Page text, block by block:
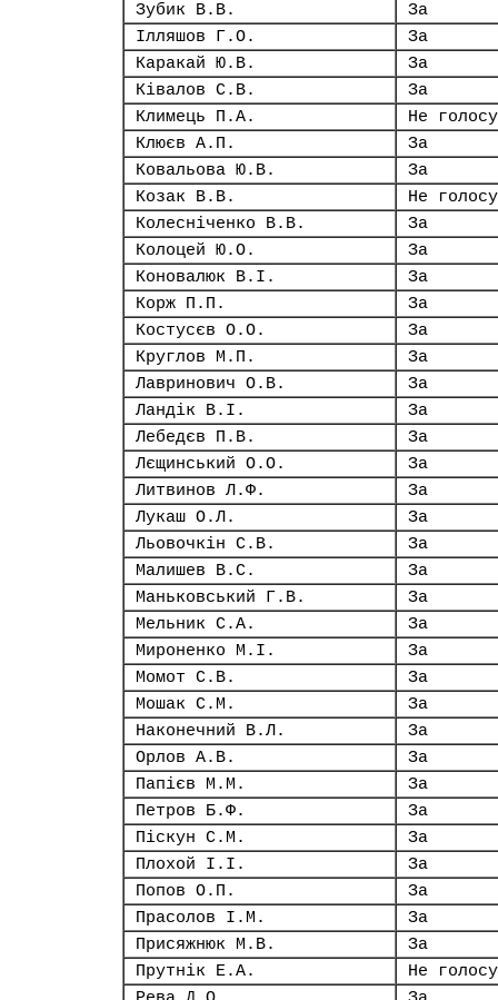
Зубик В.В.
За
Ілляшов Г.О.
За
Каракай Ю.В.
За
Ківалов С.В.
За
Климець П.А.
Не
Клюєв А.П.
За
Ковальова Ю.В.
За
Козак В.В.
Не
Колесніченко В.В.
За
Колоцей Ю.О.
За
Коновалюк В.І.
За
Корж П.П.
За
Костусєв О.О.
За
Круглов М.П.
За
Лавринович О.В.
За
Ландік В.І.
За
Лебедєв П.В.
За
Лєщинський О.О.
За
Литвинов Л.Ф.
За
Лукаш О.Л.
За
Льовочкін С.В.
За
Малишев В.С.
За
Маньковський Г.В.
За
Мельник С.А.
За
Мироненко М.І.
За
Момот С.В.
За
Мошак С.М.
За
Наконечний В.Л.
За
Орлов А.В.
За
Папієв М.М.
За
Петров Б.Ф.
За
Піскун С.М.
За
Плохой І.І.
За
Попов О.П.
За
Прасолов І.М.
За
Присяжнюк М.В.
За
Прутнік Е.А.
Не